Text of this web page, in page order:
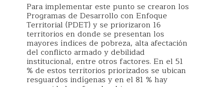
Para implementar este punto se crearon los
Programas de Desarrollo con Enfoque
Territorial (PDET) y se priorizaron 16
territorios en donde se presentan los
mayores índices de pobreza, alta afectación
del conflicto armado y debilidad
institucional, entre otros factores. En el 51
% de estos territorios priorizados se ubican
resguardos indígenas y en el 81 % hay